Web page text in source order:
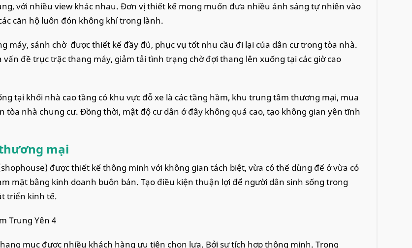
với nhiều view khác nhau. Đơn vị thiết kế mong muốn đưa nhiều ánh sáng tự nhiên vào
căn hộ luôn đón không khí trong lành.
máy, sảnh chờ được thiết kế đầy đủ, phục vụ tốt nhu cầu đi lại của dân cư trong tòa nhà.
vấn đề trục trặc thang máy, giảm tải tình trạng chờ đợi thang lên xuống tại các giờ cao
tại khối nhà cao tầng có khu vực đỗ xe là các tầng hầm, khu trung tâm thương mại, mua
tòa nhà chung cư. Đồng thời, mật độ cư dân ở đây không quá cao, tạo không gian yên tĩnh
mại
được thiết kế thông minh với không gian tách biệt, vừa có thể dùng để ở vừa có
mặt bằng kinh doanh buôn bán. Tạo điều kiện thuận lợi để người dân sinh sống trong
triển kinh tế.
Trung Yên 4
mục được nhiều khách hàng ưu tiên chọn lựa. Bởi sự tích hợp thông minh. Trong